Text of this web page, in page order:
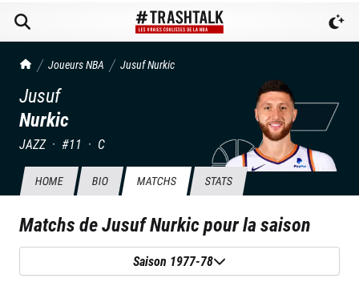
TrashTalk Actu NBA
Joueurs NBA JusufNurkic
Jusuf
Nurkic
JAZZ · #11 · C
HOME BIO MATCHS STATS
Matchs deJusuf Nurkicpour la saison
Saison 1977-78